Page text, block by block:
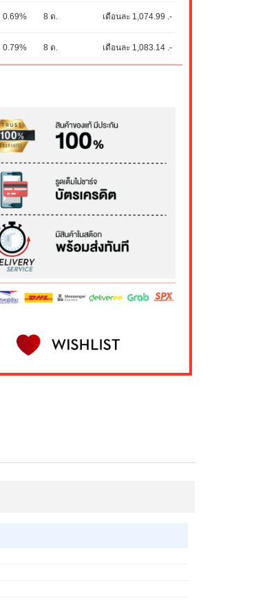
0.69% 8 ด. เดือนละ 1,074.99 .-
0.79% 8 ด. เดือนละ 1,083.14 .-